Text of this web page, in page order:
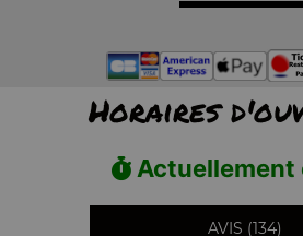
Horaires
Actuellement
AVIS (134)